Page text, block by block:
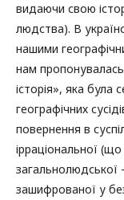
видаючи свою
людства). В
нашими
нам
історія», яка
географічних
повернення в
ірраціональної
загальнолюдської
зашифрованої у